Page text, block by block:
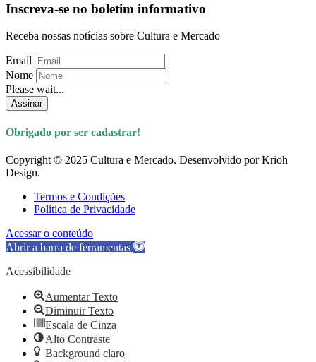
Inscreva-se no boletim informativo
Receba nossas notícias sobre Cultura e Mercado
Email
Nome
Please wait...
Assinar
Obrigado por ser cadastrar!
Copyright © 2025 Cultura e Mercado. Desenvolvido por Krioh
Design.
Termos e Condições
Política de Privacidade
Acessar o conteúdo
Abrir a barra de ferramentas
Acessibilidade
Aumentar Texto
Diminuir Texto
Escala de Cinza
Alto Contraste
Background claro